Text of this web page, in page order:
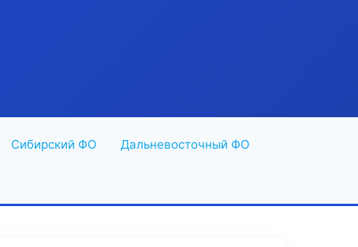
Сибирский ФО Дальневосточный ФО